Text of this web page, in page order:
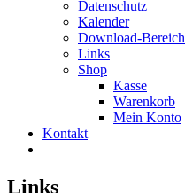
Datenschutz
Kalender
Download-Bereich
Links
Shop
Kasse
Warenkorb
Mein Konto
Kontakt
Links